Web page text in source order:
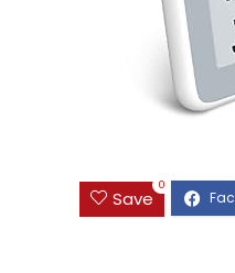
Save
0